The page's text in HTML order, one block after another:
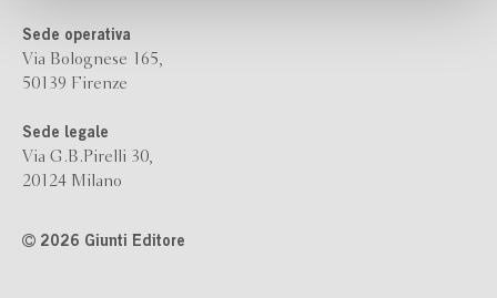
Sede operativa
Via Bolognese 165,
50139 Firenze
Sede legale
Via G.B.Pirelli 30,
20124 Milano
2026 Giunti Editore